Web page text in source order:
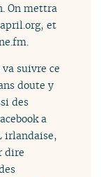
On mettra
et
suivre ce
doute y
des
a
irlandaise,
dire